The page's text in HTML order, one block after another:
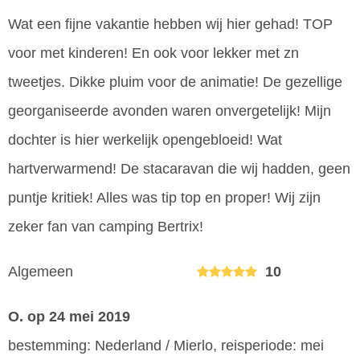
Wat een fijne vakantie hebben wij hier gehad! TOP
voor met kinderen! En ook voor lekker met zn
tweetjes. Dikke pluim voor de animatie! De gezellige
georganiseerde avonden waren onvergetelijk! Mijn
dochter is hier werkelijk opengebloeid! Wat
hartverwarmend! De stacaravan die wij hadden, geen
puntje kritiek! Alles was tip top en proper! Wij zijn
zeker fan van camping Bertrix!
Algemeen 10
O. op 24 mei 2019
bestemming: Nederland / Mierlo, reisperiode: mei